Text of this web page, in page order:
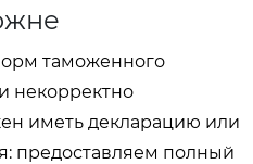
таможенного
некорректно
иметь декларацию или
предоставляем полный